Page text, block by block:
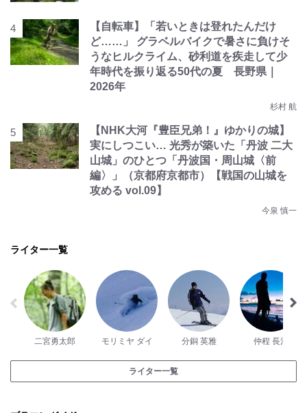
【自転車】「若いときは登れたんだけ
ど……」 グラベルバイクで暑さに負けそ
うなヒルクライム、砂利道を疾走して少
年時代を振り返る50代の夏 長野県｜
2026年
杉村 航
【NHK大河『豊臣兄弟！』ゆかりの城】
実にしつこい… 光秀が築いた「丹波 二大
山城」のひとつ「丹波国・周山城〈前
編〉」（京都府京都市）【戦国の山城を
攻める vol.09】
今泉 慎一
ライター一覧
二宮勇太郎 モリミヤ ダイ 分銅 英雅 仲程 長治
ライター一覧